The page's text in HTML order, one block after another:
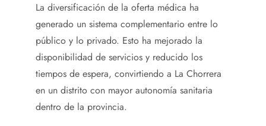
La diversificación de la oferta médica ha
generado un sistema complementario entre lo
público y lo privado. Esto ha mejorado la
disponibilidad de servicios y reducido los
tiempos de espera, convirtiendo a La Chorrera
en un distrito con mayor autonomía sanitaria
dentro de la provincia.